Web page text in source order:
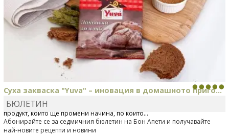
Суха закваска "Yuva" – иновация в домашното приго...
Отскоро Лесафр България стартира предлагането на изцяло нов
продукт, който ще промени начина, по който...
БЮЛЕТИН
Абонирайте се за седмичния бюлетин на Бон Апети и получавайте
най-новите рецепти и новини